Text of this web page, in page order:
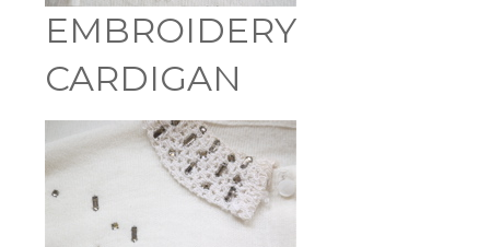
EMBROIDERY
CARDIGAN